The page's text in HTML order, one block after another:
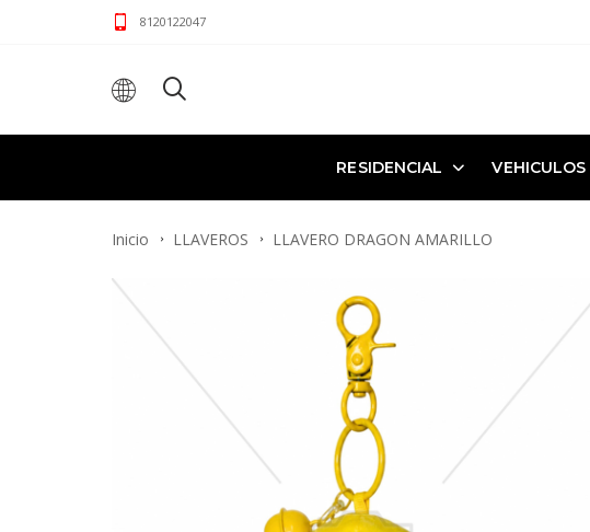
8120122047
RESIDENCIAL VEHICULOS
Inicio LLAVEROS LLAVERO DRAGON AMARILLO